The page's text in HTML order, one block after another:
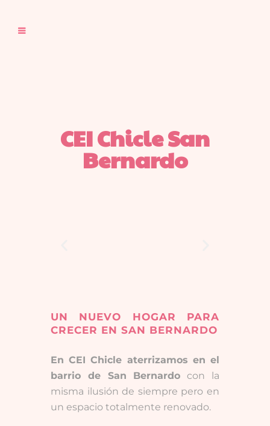
CEI Chicle San
Bernardo
UN NUEVO HOGAR PARA
CRECER EN SAN BERNARDO
En CEI Chicle aterrizamos en el
barrio de San Bernardo con la
misma ilusión de siempre pero en
un espacio totalmente renovado.